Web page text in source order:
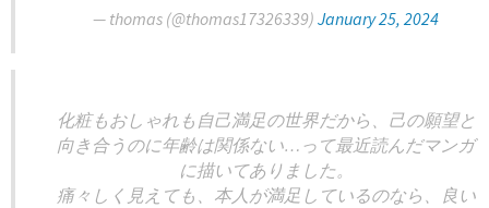
— thomas (@thomas17326339) January 25, 2024
化粧もおしゃれも自己満足の世界だから、己の願望と
向き合うのに年齢は関係ない…って最近読んだマンガ
に描いてありました。
痛々しく見えても、本人が満足しているのなら、良い